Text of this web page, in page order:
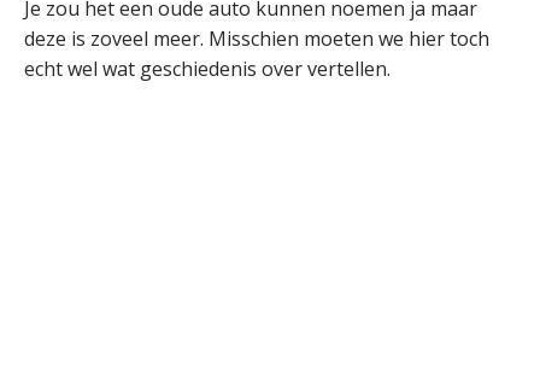
Je zou het een oude auto kunnen noemen ja maar
deze is zoveel meer. Misschien moeten we hier toch
echt wel wat geschiedenis over vertellen.